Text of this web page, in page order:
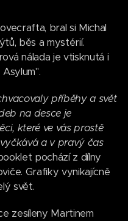
bral si Michal
běs a mystérií.
nálada je vtisknutá i
příběhy a svět
na desce je
které ve vás prostě
a v pravý čas
pochází z dílny
Grafiky vynikajícně
svět.
zesíleny Martinem